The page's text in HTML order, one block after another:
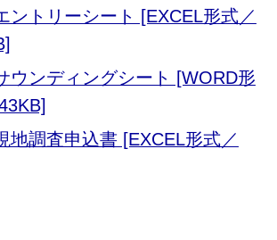
ントリーシート [EXCEL形式／
ウンディングシート [WORD形
地調査申込書 [EXCEL形式／